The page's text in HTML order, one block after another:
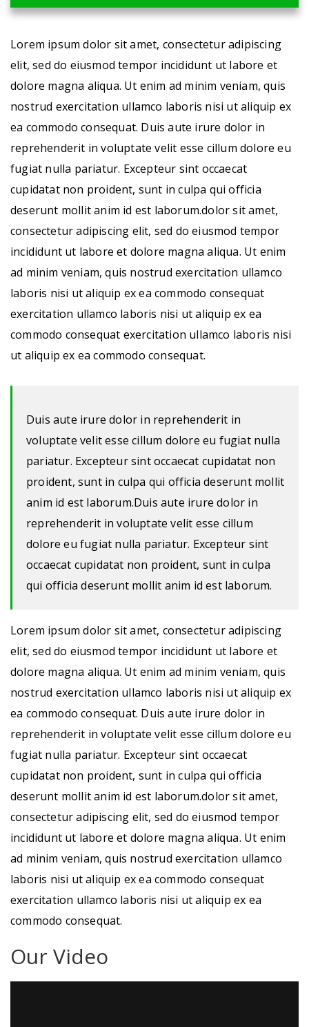
Lorem ipsum dolor sit amet, consectetur adipiscing
elit, sed do eiusmod tempor incididunt ut labore et
dolore magna aliqua. Ut enim ad minim veniam, quis
nostrud exercitation ullamco laboris nisi ut aliquip ex
ea commodo consequat. Duis aute irure dolor in
reprehenderit in voluptate velit esse cillum dolore eu
fugiat nulla pariatur. Excepteur sint occaecat
cupidatat non proident, sunt in culpa qui officia
deserunt mollit anim id est laborum.dolor sit amet,
consectetur adipiscing elit, sed do eiusmod tempor
incididunt ut labore et dolore magna aliqua. Ut enim
ad minim veniam, quis nostrud exercitation ullamco
laboris nisi ut aliquip ex ea commodo consequat
exercitation ullamco laboris nisi ut aliquip ex ea
commodo consequat exercitation ullamco laboris nisi
ut aliquip ex ea commodo consequat.
Duis aute irure dolor in reprehenderit in
voluptate velit esse cillum dolore eu fugiat nulla
pariatur. Excepteur sint occaecat cupidatat non
proident, sunt in culpa qui officia deserunt mollit
anim id est laborum.Duis aute irure dolor in
reprehenderit in voluptate velit esse cillum
dolore eu fugiat nulla pariatur. Excepteur sint
occaecat cupidatat non proident, sunt in culpa
qui officia deserunt mollit anim id est laborum.
Lorem ipsum dolor sit amet, consectetur adipiscing
elit, sed do eiusmod tempor incididunt ut labore et
dolore magna aliqua. Ut enim ad minim veniam, quis
nostrud exercitation ullamco laboris nisi ut aliquip ex
ea commodo consequat. Duis aute irure dolor in
reprehenderit in voluptate velit esse cillum dolore eu
fugiat nulla pariatur. Excepteur sint occaecat
cupidatat non proident, sunt in culpa qui officia
deserunt mollit anim id est laborum.dolor sit amet,
consectetur adipiscing elit, sed do eiusmod tempor
incididunt ut labore et dolore magna aliqua. Ut enim
ad minim veniam, quis nostrud exercitation ullamco
laboris nisi ut aliquip ex ea commodo consequat
exercitation ullamco laboris nisi ut aliquip ex ea
commodo consequat.
Our Video